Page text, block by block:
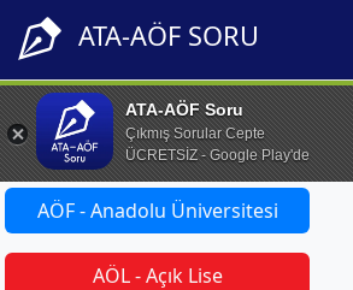
ATA-AÖF SORU
ATA-AÖF Soru
Çıkmış Sorular Cepte
ÜCRETSİZ - Google Play'de
AÖF - Anadolu Üniversitesi
AÖL - Açık Lise